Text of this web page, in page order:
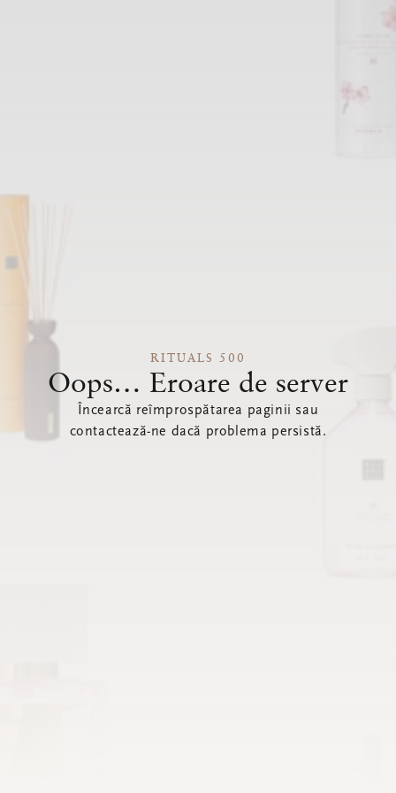
RITUALS 500
Oops… Eroare de server
Încearcă reîmprospătarea paginii sau
contactează-ne dacă problema persistă.